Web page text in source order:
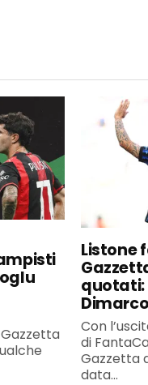
Listone
quotati:
Dimarco
Con
di
Gazzetta
data...